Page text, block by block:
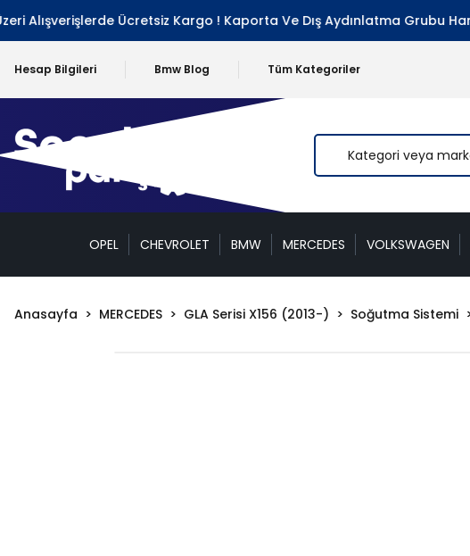
Ücretsiz Kargo ! Kaporta Ve Dış Aydınlatma Grubu Hariç
Hesap Bilgileri Bmw Blog Tüm Kategoriler
OPEL CHEVROLET BMW MERCEDES VOLKSWAGEN
Anasayfa MERCEDES GLA Serisi X156 (2013-) Soğutma Sistemi